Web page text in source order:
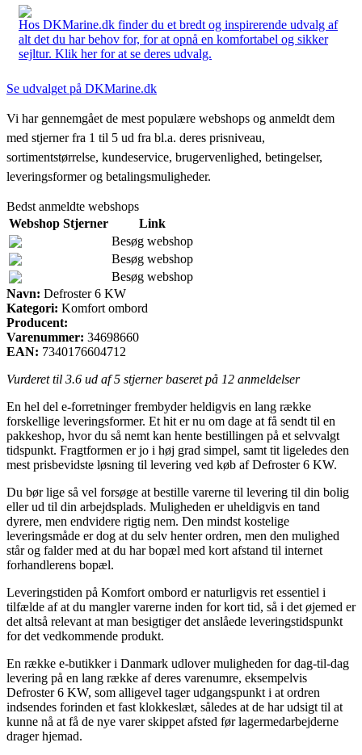
Hos DKMarine.dk finder du et bredt og inspirerende udvalg af
alt det du har behov for, for at opnå en komfortabel og sikker
sejltur. Klik her for at se deres udvalg.
Se udvalget på DKMarine.dk
Vi har gennemgået de mest populære webshops og anmeldt dem
med stjerner fra 1 til 5 ud fra bl.a. deres prisniveau,
sortimentstørrelse, kundeservice, brugervenlighed, betingelser,
leveringsformer og betalingsmuligheder.
Bedst anmeldte webshops
Webshop Stjerner
Link
Besøg webshop
Besøg webshop
Besøg webshop
Navn: Defroster 6 KW
Kategori: Komfort ombord
Producent:
Varenummer: 34698660
EAN: 7340176604712
Vurderet til 3.6 ud af 5 stjerner baseret på 12 anmeldelser
En hel del e-forretninger frembyder heldigvis en lang række
forskellige leveringsformer. Et hit er nu om dage at få sendt til en
pakkeshop, hvor du så nemt kan hente bestillingen på et selvvalgt
tidspunkt. Fragtformen er jo i høj grad simpel, samt tit ligeledes den
mest prisbevidste løsning til levering ved køb af Defroster 6 KW.
Du bør lige så vel forsøge at bestille varerne til levering til din bolig
eller ud til din arbejdsplads. Muligheden er uheldigvis en tand
dyrere, men endvidere rigtig nem. Den mindst kostelige
leveringsmåde er dog at du selv henter ordren, men den mulighed
står og falder med at du har bopæl med kort afstand til internet
forhandlerens bopæl.
Leveringstiden på Komfort ombord er naturligvis ret essentiel i
tilfælde af at du mangler varerne inden for kort tid, så i det øjemed er
det altså relevant at man besigtiger det anslåede leveringstidspunkt
for det vedkommende produkt.
En række e-butikker i Danmark udlover muligheden for dag-til-dag
levering på en lang række af deres varenumre, eksempelvis
Defroster 6 KW, som alligevel tager udgangspunkt i at ordren
indsendes forinden et fast klokkeslæt, således at de har udsigt til at
kunne nå at få de nye varer skippet afsted før lagermedarbejderne
drager hjemad.